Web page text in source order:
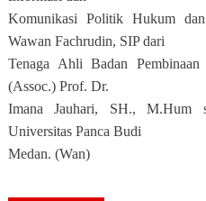
Komunikasi Politik Hukum
Wawan Fachrudin, SIP dari
Tenaga Ahli Badan
(Assoc.) Prof. Dr.
Imana Jauhari, SH., M.Hum
Universitas Panca Budi
Medan. (Wan)